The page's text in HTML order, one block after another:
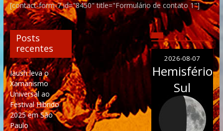
[contact-form-7 id="8450" title="Formulário de contato 1"]
Posts
recentes
Iaush leva o
Xamanismo
Universal ao
Festival Híbrido
2025 em São
Paulo
2026-08-07
Hemisfério
Sul